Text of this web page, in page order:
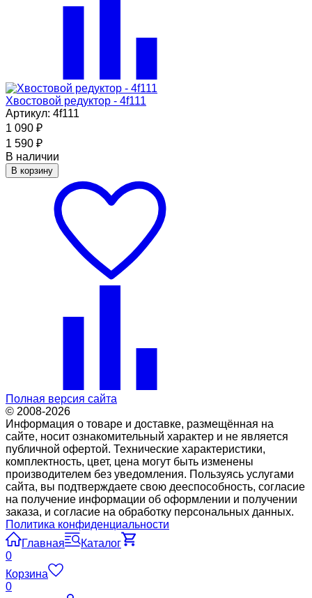
Хвостовой редуктор - 4f111
Артикул: 4f111
1 090 ₽
1 590 ₽
В наличии
В корзину
Полная версия сайта
© 2008-2026
Информация о товаре и доставке, размещённая на
сайте, носит ознакомительный характер и не является
публичной офертой. Технические характеристики,
комплектность, цвет, цена могут быть изменены
производителем без уведомления. Пользуясь услугами
сайта, вы подтверждаете свою дееспособность, согласие
на получение информации об оформлении и получении
заказа, и согласие на обработку персональных данных.
Политика конфиденциальности
Главная
Каталог
0
Корзина
0